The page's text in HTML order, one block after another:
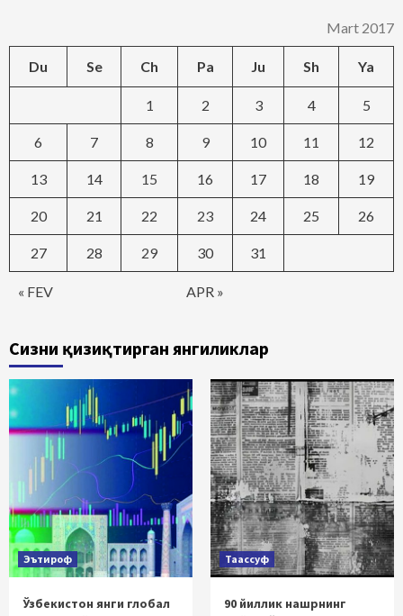
Mart 2017
Du Se Ch Pa Ju Sh Ya
« FEV APR »
1 2 3 4 5
6 7 8 9 10 11 12
13 14 15 16 17 18 19
20 21 22 23 24 25 26
27 28 29 30 31
Сизни қизиқтирган янгиликлар
Эътироф
Ўзбекистон янги глобал
Таассуф
90 йиллик нашрнинг